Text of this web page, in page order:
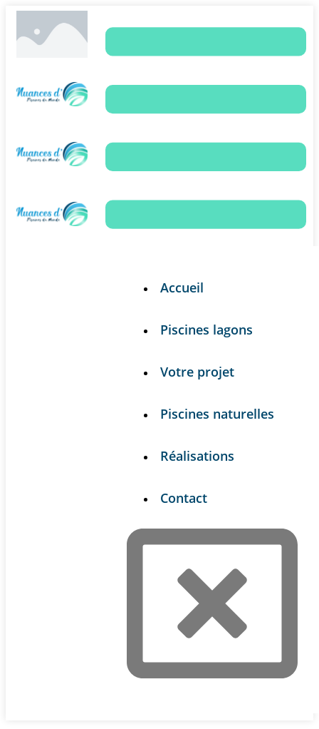
Accueil
Piscines lagons
Votre projet
Piscines naturelles
Réalisations
Contact